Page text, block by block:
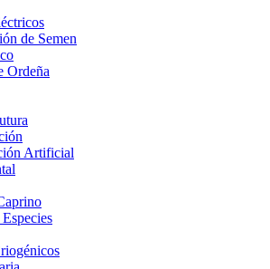
de Semen
Ordeña
Artificial